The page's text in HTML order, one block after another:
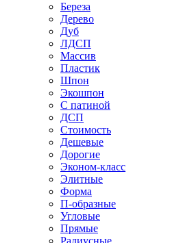
Береза
Дерево
Дуб
ЛДСП
Массив
Пластик
Шпон
Экошпон
С патиной
ДСП
Стоимость
Дешевые
Дорогие
Эконом-класс
Элитные
Форма
П-образные
Угловые
Прямые
Радиусные